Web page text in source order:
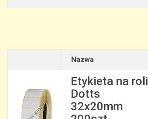
Etykieta na roli
Dotts
32x20mm
Nazwa